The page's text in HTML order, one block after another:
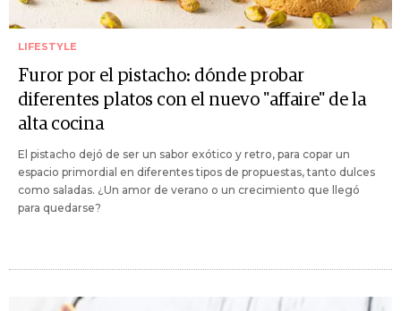
LIFESTYLE
Furor por el pistacho: dónde probar
diferentes platos con el nuevo "affaire" de la
alta cocina
El pistacho dejó de ser un sabor exótico y retro, para copar un
espacio primordial en diferentes tipos de propuestas, tanto dulces
como saladas. ¿Un amor de verano o un crecimiento que llegó
para quedarse?